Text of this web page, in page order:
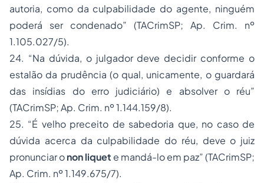
autoria, como da culpabilidade do agente, ninguém
poderá ser condenado” (TACrimSP; Ap. Crim. nº
1.105.027/5).
24. “Na dúvida, o julgador deve decidir conforme o
estalão da prudência (o qual, unicamente, o guardará
das insídias do erro judiciário) e absolver o réu”
(TACrimSP;Ap. Crim. nº 1.144.159/8).
25. “É velho preceito de sabedoria que, no caso de
dúvida acerca da culpabilidade do réu, deve o juiz
pronunciar onon liquet e mandá-lo em paz”(TACrimSP;
Ap. Crim. nº 1.149.675/7).